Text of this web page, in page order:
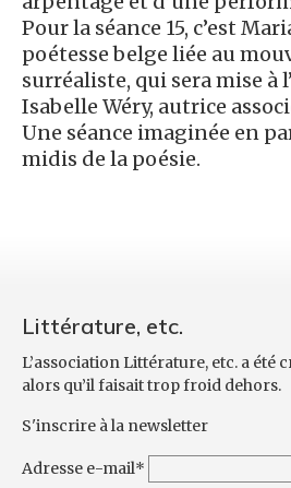
Pour la séance 15, c’est
poétesse belge liée au
surréaliste, qui sera mise à
Isabelle Wéry, autrice
Une séance imaginée en
midis de la poésie.
Littérature, etc.
L’association Littérature, etc. a été
alors qu’il faisait trop froid dehors.
S'inscrire à la newsletter
Adresse e-mail*